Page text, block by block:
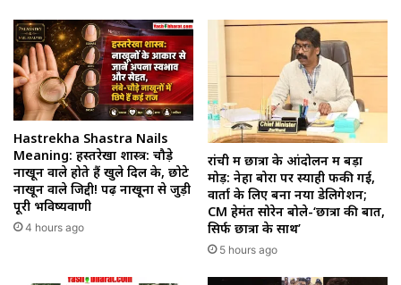
Hastrekha Shastra Nails
Meaning: हस्तरेखा शास्त्र: चौड़े
नाखून वाले होते हैं खुले दिल के, छोटे
नाखून वाले जिद्दी! पढ़ें नाखूनों से जुड़ी
पूरी भविष्यवाणी
4 hours ago
रांची में छात्रों के आंदोलन में बड़ा
मोड़: नेहा बोरा पर स्याही फेंकी गई,
वार्ता के लिए बना नया डेलिगेशन;
CM हेमंत सोरेन बोले-‘छात्रों की बात,
सिर्फ छात्रों के साथ’
5 hours ago